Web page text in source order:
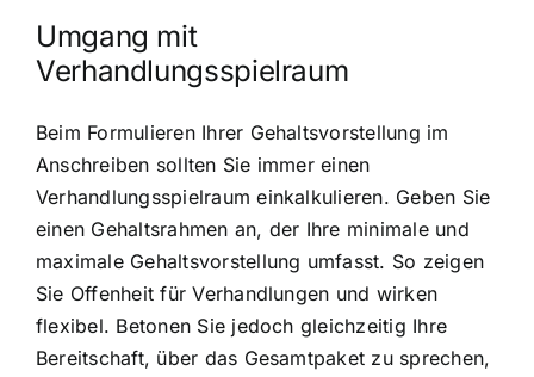
Umgang mit
Verhandlungsspielraum
Beim Formulieren Ihrer Gehaltsvorstellung im
Anschreiben sollten Sie immer einen
Verhandlungsspielraum einkalkulieren. Geben Sie
einen Gehaltsrahmen an, der Ihre minimale und
maximale Gehaltsvorstellung umfasst. So zeigen
Sie Offenheit für Verhandlungen und wirken
flexibel. Betonen Sie jedoch gleichzeitig Ihre
Bereitschaft, über das Gesamtpaket zu sprechen,